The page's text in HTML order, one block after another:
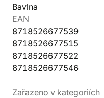
Bavlna
EAN
8718526677539
8718526677515
8718526677522
8718526677546
Zařazeno v kategoriích